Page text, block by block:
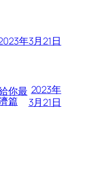
年3月21日
你最
篇
2023年
3月21日